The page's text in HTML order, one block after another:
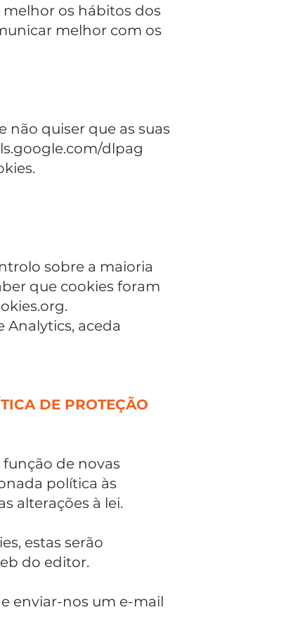
os hábitos dos
melhor com os
não quiser que as suas
dlpag
sobre a maioria
que cookies foram
.
Analytics, aceda
DE PROTEÇÃO
função de novas
política às
alterações à lei.
estas serão
do editor.
enviar-nos um e-mail